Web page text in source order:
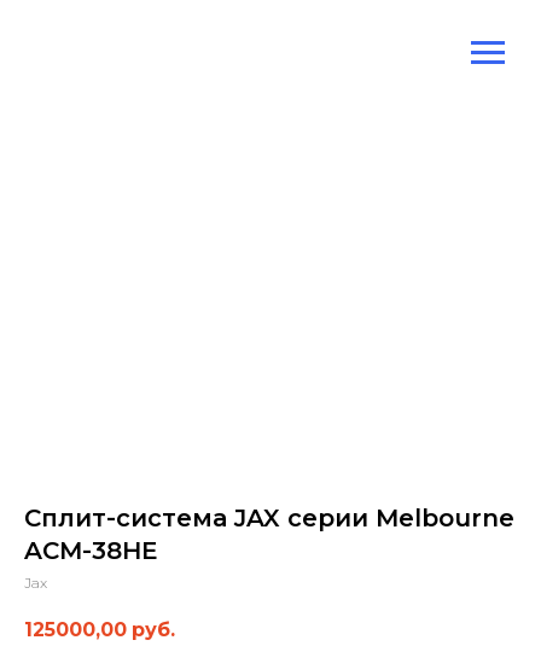
Сплит-система JAX серии Melbourne
ACM-38HE
Jax
125000,00 руб.